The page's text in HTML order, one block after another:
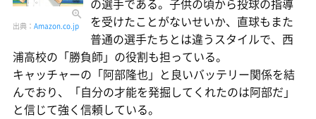
出典： Amazon.co.jp
の選手である。子供の頃から投球の指導
を受けたことがないせいか、直球もまた
普通の選手たちとは違うスタイルで、西
浦高校の「勝負師」の役割も担っている。
キャッチャーの「阿部隆也」と良いバッテリー関係を結
んでおり、「自分の才能を発掘してくれたのは阿部だ」
と信じて強く信頼している。